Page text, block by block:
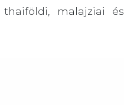
malajziai és